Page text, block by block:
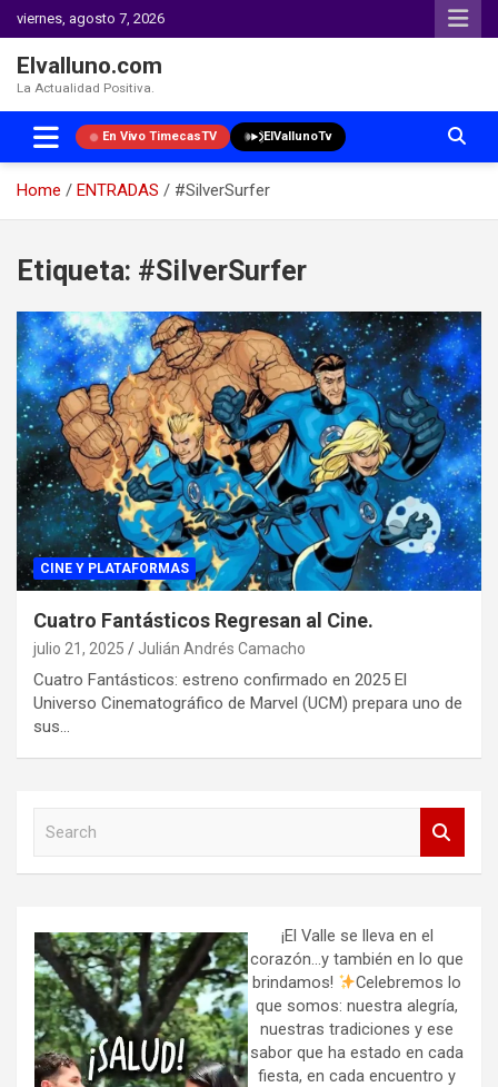
viernes, agosto 7, 2026
Elvalluno.com
La Actualidad Positiva.
En Vivo TimecasTV ElVallunoTv
Home ENTRADAS
#SilverSurfer
content
Etiqueta: #SilverSurfer
CINE Y PLATAFORMAS
Cuatro Fantásticos Regresan al Cine.
julio 21, 2025 Julián Andrés Camacho
Cuatro Fantásticos: estreno confirmado en 2025 El
Universo Cinematográfico de Marvel (UCM) prepara uno de
sus…
h
¡El Valle se lleva en el
corazón…y también en lo que
brindamos!
Celebremos lo
que somos: nuestra alegría,
nuestras tradiciones y ese
sabor que ha estado en cada
fiesta, en cada encuentro y